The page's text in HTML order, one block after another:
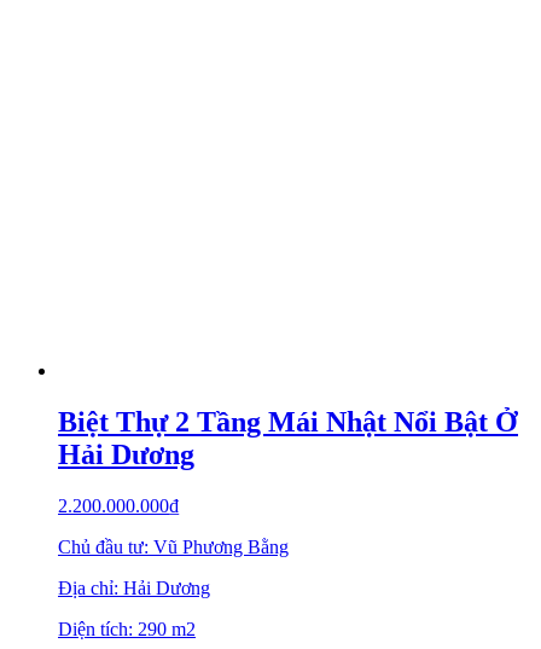
Biệt Thự 2 Tầng Mái Nhật Nổi Bật Ở
Hải Dương
2.200.000.000₫
Chủ đầu tư: Vũ Phương Bằng
Địa chỉ: Hải Dương
Diện tích: 290 m2